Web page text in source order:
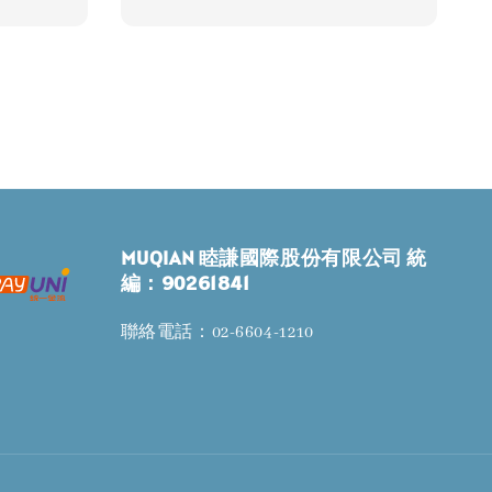
MUQIAN 睦謙國際股份有限公司 統
編：90261841
聯絡電話：02-6604-1210